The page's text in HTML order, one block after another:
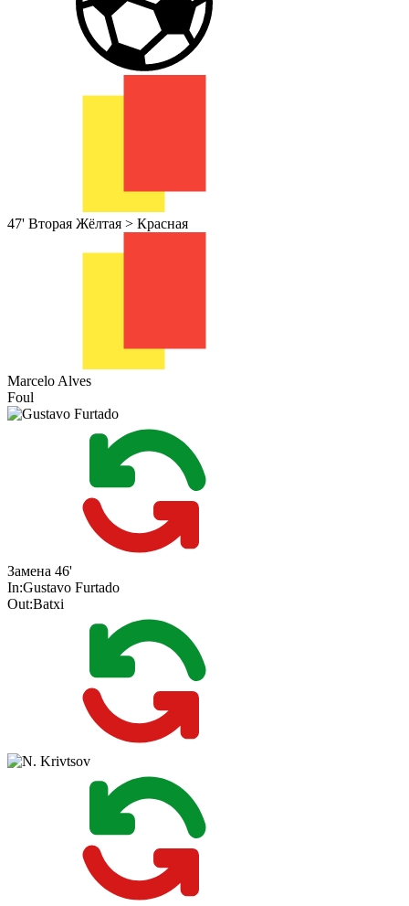
47' Вторая Жёлтая > Красная
Marcelo Alves
Foul
Замена 46'
In:Gustavo Furtado
Out:Batxi